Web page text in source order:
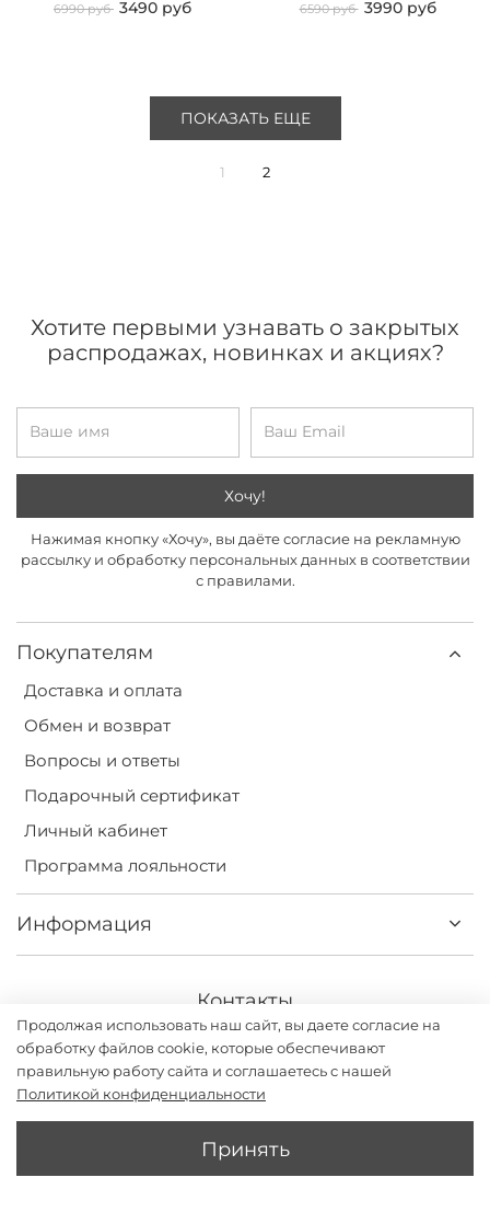
6990 руб 3490 руб 6590 руб 3990 руб
ПОКАЗАТЬ ЕЩЕ
1 2
Покупателям
Доставка и оплата
Обмен и возврат
Вопросы и ответы
Подарочный сертификат
Личный кабинет
Программа лояльности
Информация
Хотите первыми узнавать о закрытых
распродажах, новинках и акциях?
Хочу!
Нажимая кнопку «Хочу», вы даёте согласие на рекламную
рассылку и обработку персональных данных в соответствии
с правилами.
Контакты
+7(499) 113-31-75
Darsi.studio - бренд женской одежды с дизайном и
Продолжая использовать наш сайт, вы даете согласие на
обработку файлов cookie, которые обеспечивают
правильную работу сайта и соглашаетесь с нашей
Политикой конфиденциальности
Принять